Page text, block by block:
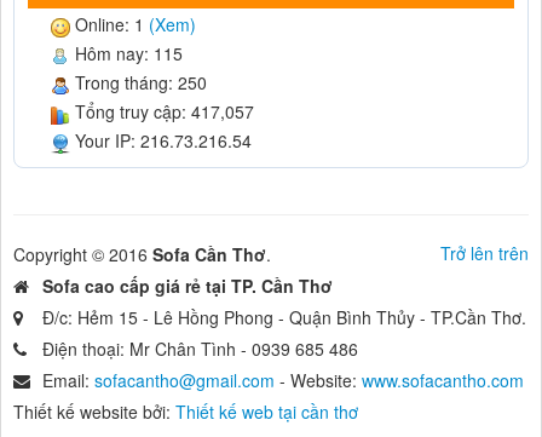
Online: 1 (Xem)
Hôm nay: 115
Trong tháng: 250
Tổng truy cập: 417,057
Your IP: 216.73.216.54
Trở lên trên
Copyright © 2016 Sofa Cần Thơ.
Sofa cao cấp giá rẻ tại TP. Cần Thơ
Đ/c: Hẻm 15 - Lê Hồng Phong - Quận Bình Thủy - TP.Cần Thơ.
Điện thoại: Mr Chân Tình - 0939 685 486
Email: sofacantho@gmail.com - Website: www.sofacantho.com
Thiết kế website bởi: Thiết kế web tại cần thơ